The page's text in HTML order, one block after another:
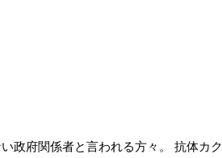
政府関係者と言われる方々。 抗体カク